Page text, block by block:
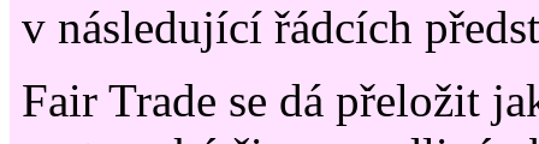
v následující řádcích
Fair Trade se dá přeložit